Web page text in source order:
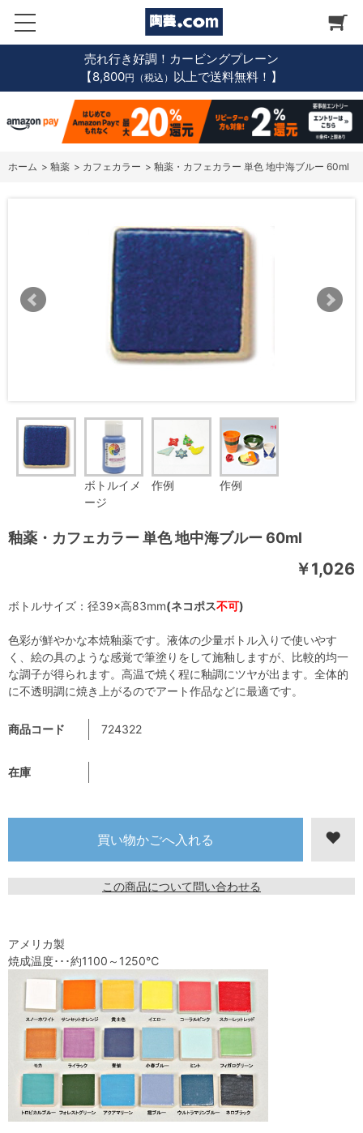
売れ行き好調！カービングプレーン
【8,800円（税込） 以上で送料無料！】
ホーム > 釉薬 > カフェカラー > 釉薬・カフェカラー 単色 地中海ブルー 60ml
ボトルイメ
ージ
作例 作例
釉薬・カフェカラー 単色 地中海ブルー 60ml
￥1,026
商品コード 724322
在庫
この商品について問い合わせる
ボトルサイズ：径39×高83mm(ネコポス不可)
色彩が鮮やかな本焼釉薬です。液体の少量ボトル入りで使いやす
く、絵の具のような感覚で筆塗りをして施釉しますが、比較的均一
な調子が得られます。高温で焼く程に釉調にツヤが出ます。全体的
に不透明調に焼き上がるのでアート作品などに最適です。
アメリカ製
焼成温度･･･約1100～1250℃